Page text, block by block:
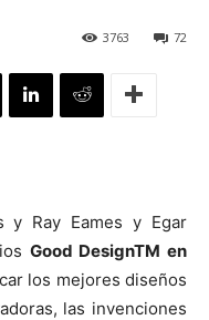
72
3763
y Ray Eames y Egar
Good DesignTM en
los mejores diseños
las invenciones